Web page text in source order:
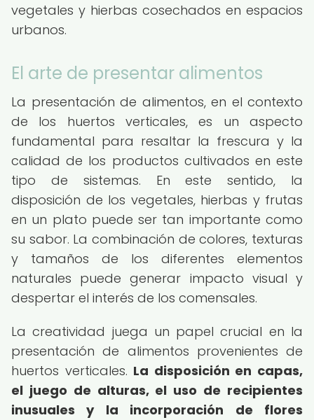
vegetales y hierbas cosechados en espacios
urbanos.
El arte de presentar alimentos
La presentación de alimentos, en el contexto
de los huertos verticales, es un aspecto
fundamental para resaltar la frescura y la
calidad de los productos cultivados en este
tipo de sistemas. En este sentido, la
disposición de los vegetales, hierbas y frutas
en un plato puede ser tan importante como
su sabor. La combinación de colores, texturas
y tamaños de los diferentes elementos
naturales puede generar impacto visual y
despertar el interés de los comensales.
La creatividad juega un papel crucial en la
presentación de alimentos provenientes de
huertos verticales. La disposición en capas,
el juego de alturas, el uso de recipientes
inusuales y la incorporación de flores